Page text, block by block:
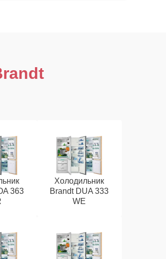
363
Холодильник
Brandt DUA 333
WE